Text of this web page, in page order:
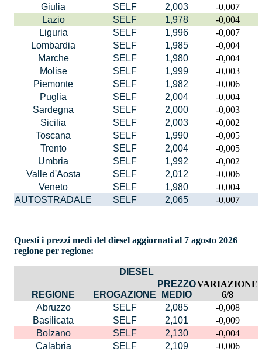
Giulia
SELF 2,003
-0,007
Lazio
SELF 1,978
-0,004
Liguria
SELF 1,996
-0,007
Lombardia
SELF 1,985
-0,004
Marche
SELF 1,980
-0,004
Molise
SELF 1,999
-0,003
Piemonte
SELF 1,982
-0,006
Puglia
SELF 2,004
-0,004
Sardegna
SELF 2,000
-0,003
Sicilia
SELF 2,003
-0,002
Toscana
SELF 1,990
-0,005
Trento
SELF 2,004
-0,005
Umbria
SELF 1,992
-0,002
Valle d'Aosta
SELF 2,012
-0,006
Veneto
SELF 1,980
-0,004
AUTOSTRADALE
SELF 2,065 -0,007
Questi i prezzi medi del diesel aggiornati al 7 agosto 2026
regione per regione:
DIESEL
REGIONE EROGAZIONE
PREZZO
MEDIO
VARIAZIONE
6/8
Abruzzo
SELF 2,085
-0,008
Basilicata
SELF 2,101
-0,009
Bolzano
SELF 2,130
-0,004
Calabria
SELF 2,109
-0,006